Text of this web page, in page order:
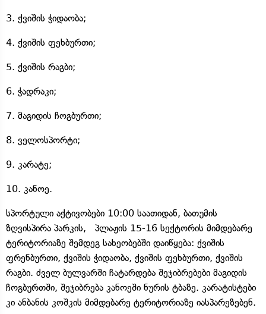
3. ქვიშის ჭიდაობა;
4. ქვიშის ფეხბურთი;
5. ქვიშის რაგბი;
6. ჭადრაკი;
7. მაგიდის ჩოგბურთი;
8. ველოსპორტი;
9. კარატე;
10. კანოე.
სპორტული აქტივობები 10:00 საათიდან, ბათუმის
ზღვისპირა პარკის, პლაჟის 15-16 სექტორის მიმდებარე
ტერიტორიაზე შემდეგ სახეობებში დაიწყება: ქვიშის
ფრენბურთი, ქვიშის ჭიდაობა, ქვიშის ფეხბურთი, ქვიშის
რაგბი. ძველ ბულვარში ჩატარდება შეჯიბრებები მაგიდის
ჩოგბურთში, შეჯიბრება კანოეში ნურის ტბაზე. კარატისტები
კი ანბანის კოშკის მიმდებარე ტერიტორიაზე იასპარეზებენ.